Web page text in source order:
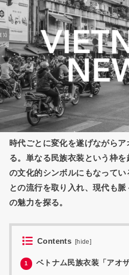
時代ごとに変化を遂げながら
る。単なる民族衣装という枠
の文化的シンボルにもなって
との流行を取り入れ、現代も
の魅力を探る。
Contents [hide]
1 ベトナム民族衣装「アオ